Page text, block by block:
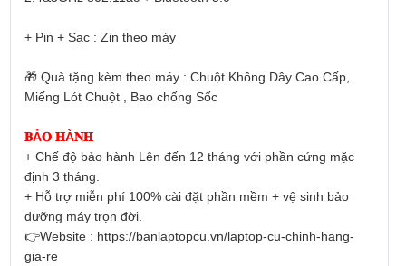
+ Pin + Sạc : Zin theo máy
🎁 Quà tặng kèm theo máy : Chuột Không Dây Cao Cấp,
Miếng Lót Chuột , Bao chống Sốc
𝐁Ả𝐎 𝐇À𝐍𝐇
+ Chế độ bảo hành Lên đến 12 tháng với phần cứng mặc
định 3 tháng.
+ Hỗ trợ miễn phí 100% cài đặt phần mềm + vệ sinh bảo
dưỡng máy trọn đời.
👉Website : https://banlaptopcu.vn/laptop-cu-chinh-hang-
gia-re